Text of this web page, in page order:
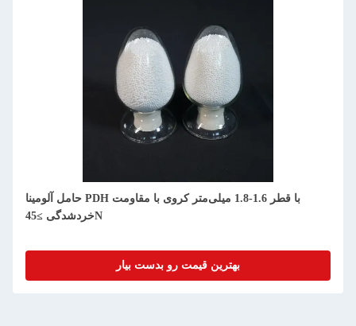
حامل آلومینا PDH با قطر 1.6-1.8 میلی‌متر کروی با مقاومت
خردشدگی ≥45N
بهترین قیمت رو بدست بیار